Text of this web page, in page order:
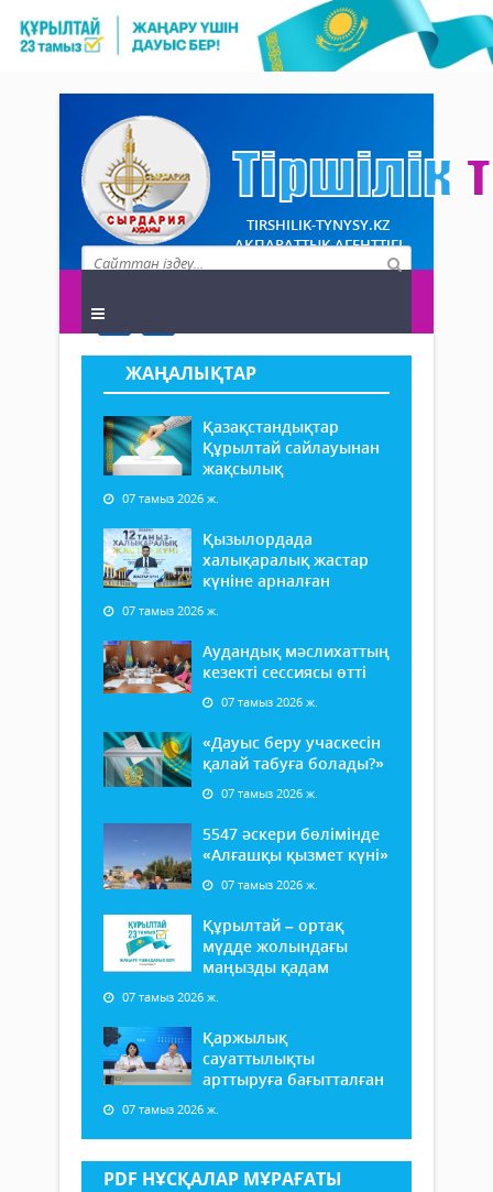
TIRSHILIK-TYNYSY.KZ
АҚПАРАТТЫҚ АГЕНТТІГІ
ЖАҢАЛЫҚТАР
Қазақстандықтар
Құрылтай сайлауынан
жақсылық
07 тамыз 2026 ж.
Қызылордада
халықаралық жастар
күніне арналған
07 тамыз 2026 ж.
Аудандық мәслихаттың
кезекті сессиясы өтті
07 тамыз 2026 ж.
«Дауыс беру учаскесін
қалай табуға болады?»
07 тамыз 2026 ж.
5547 әскери бөлімінде
«Алғашқы қызмет күні»
07 тамыз 2026 ж.
Құрылтай – ортақ
мүдде жолындағы
маңызды қадам
07 тамыз 2026 ж.
Қаржылық
сауаттылықты
арттыруға бағытталған
07 тамыз 2026 ж.
PDF НҰСҚАЛАР МҰРАҒАТЫ